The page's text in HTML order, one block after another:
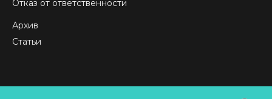
Отказ от ответственности
Архив
Статьи